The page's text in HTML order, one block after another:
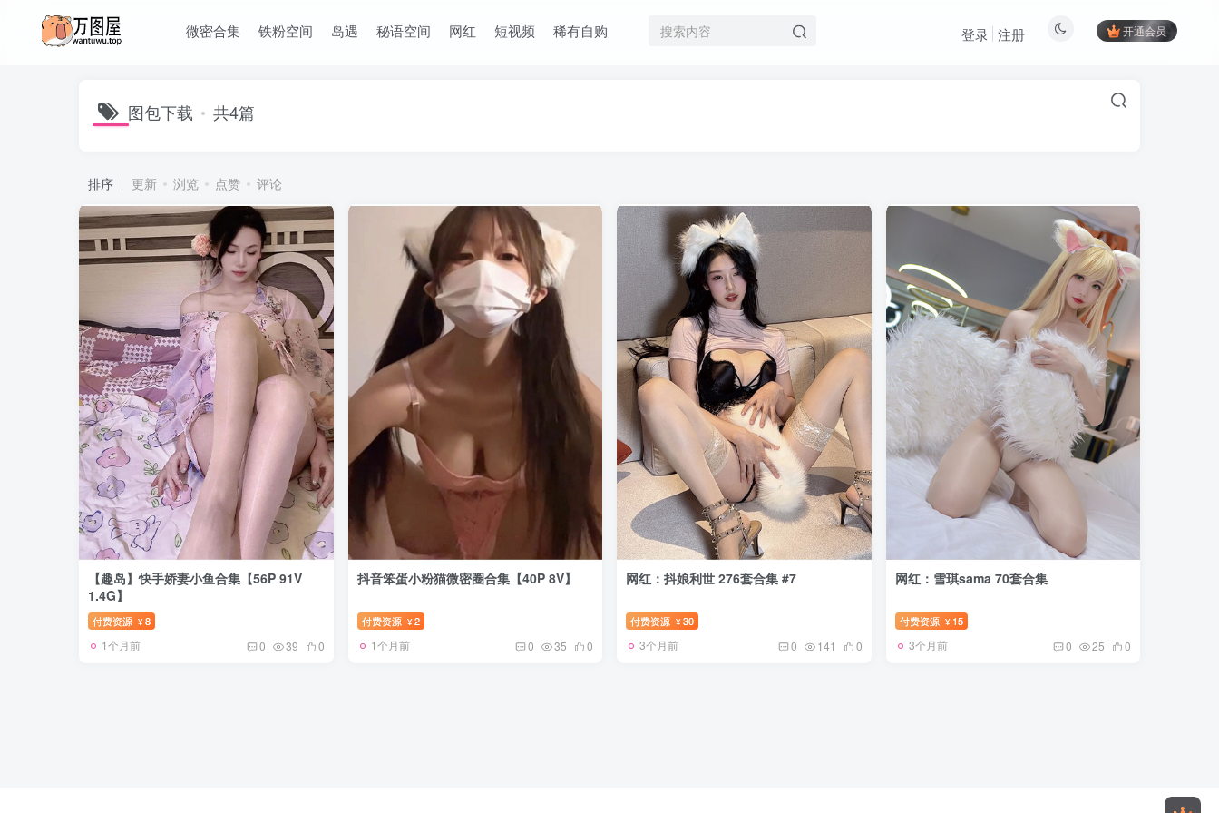
微密合集 铁粉空间 岛遇 秘语空间 网红 短视频 稀有自购 开通会员
登录 注册
图包下载 共4篇
排序 更新 浏览 点赞 评论
【趣岛】快手娇妻小鱼合集【56P 91V
1.4G】
付费资源 ¥8
1个月前 0 39 0
抖音笨蛋小粉猫微密圈合集【40P 8V】
付费资源 ¥2
1个月前 0 35 0
网红：抖娘利世 276套合集 #7
付费资源 ¥30
3个月前 0 141 0
网红：雪琪sama 70套合集
付费资源 ¥ 15
3个月前 0 25 0